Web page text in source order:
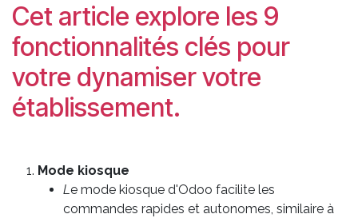
Cet article explore les 9
fonctionnalités clés pour
votre dynamiser votre
établissement.
Mode kiosque
Le mode kiosque d'Odoo facilite les
commandes rapides et autonomes, similaire à